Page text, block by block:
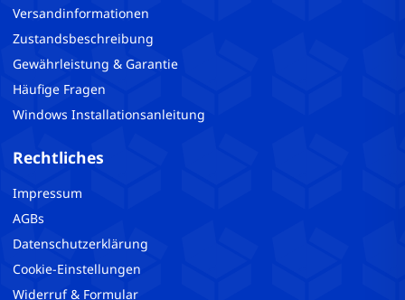
Versandinformationen
Zustandsbeschreibung
Gewährleistung & Garantie
Häufige Fragen
Windows Installationsanleitung
Rechtliches
Impressum
AGBs
Datenschutzerklärung
Cookie-Einstellungen
Widerruf & Formular